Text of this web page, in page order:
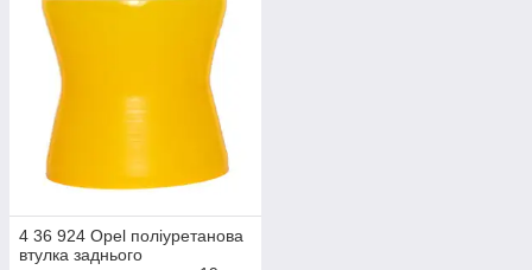
4 36 924 Opel поліуретанова
втулка заднього